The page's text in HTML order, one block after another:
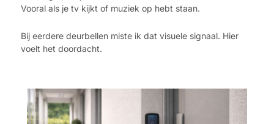
Vooral als je tv kijkt of muziek op hebt staan.
Bij eerdere deurbellen miste ik dat visuele signaal. Hier
voelt het doordacht.